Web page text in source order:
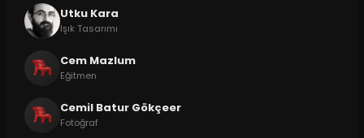
Utku Kara
Işık Tasarımı
Cem Mazlum
Eğitmen
Cemil Batur Gökçeer
Fotoğraf